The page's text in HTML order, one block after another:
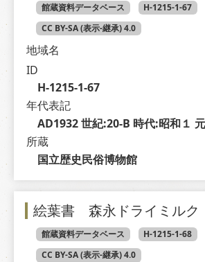
館蔵資料データベース
H-1215-1-67
CC BY-SA (表示-継承) 4.0
地域名
ID
H-1215-1-67
年代表記
AD1932 世紀:20-B 時代:昭和１
所蔵
国立歴史民俗博物館
絵葉書 森永ドライミルク
館蔵資料データベース
H-1215-1-68
CC BY-SA (表示-継承) 4.0